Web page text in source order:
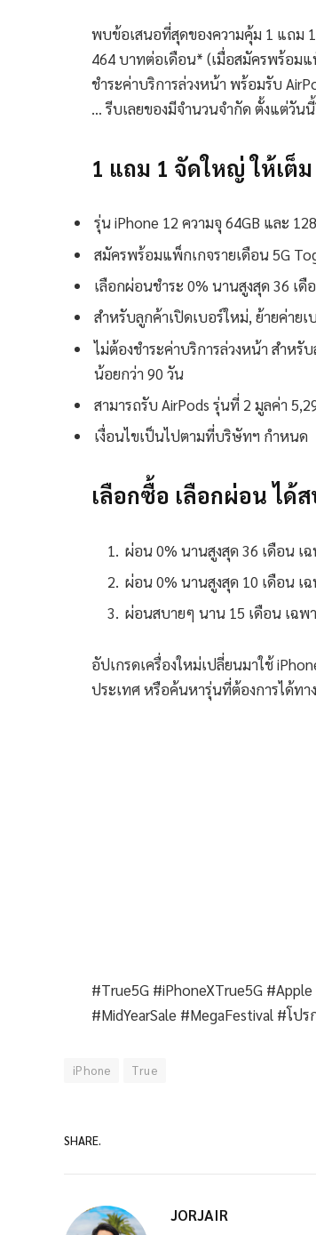
พบข้อเสนอที่สุดของความคุ้ม 1 แถม 1
464 บาทต่อเดือน* (เมื่อสมัครพร้อม
ชำระค่าบริการล่วงหน้า พร้อมรับ
… รีบเลยของมีจำนวนจำกัด ตั้งแต่วัน
1 แถม 1 จัดใหญ่ ให้เต็ม
รุ่น iPhone 12 ความจุ 64GB และ
สมัครพร้อมแพ็กเกจรายเดือน 5G
เลือกผ่อนชำระ 0% นานสูงสุด 36 เ
สำหรับลูกค้าเปิดเบอร์ใหม่, ย้ายค่าย
ไม่ต้องชำระค่าบริการล่วงหน้า สำห
น้อยกว่า 90 วัน
สามารถรับ AirPods รุ่นที่ 2 มูลค่า
เงื่อนไขเป็นไปตามที่บริษัทฯ กำหนด
เลือกซื้อ เลือกผ่อน ได้
ผ่อน 0% นานสูงสุด 36 เดือน เ
ผ่อน 0% นานสูงสุด 10 เดือน เ
ผ่อนสบายๆ นาน 15 เดือน เฉพ
อัปเกรดเครื่องใหม่เปลี่ยนมาใช้
ประเทศ หรือค้นหารุ่นที่ต้องการได้ทา
#True5G #iPhoneXTrue5G
#MidYearSale #MegaFestival #โป
iPhone True
SHARE.
JORJAIR